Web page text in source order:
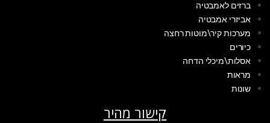
ברזים לאמבטיה
אביזרי אמבטיה
מערכות קיר\מוטות רחצה
כיורים
אסלות\מיכלי הדחה
מראות
שונות
קישור מהיר